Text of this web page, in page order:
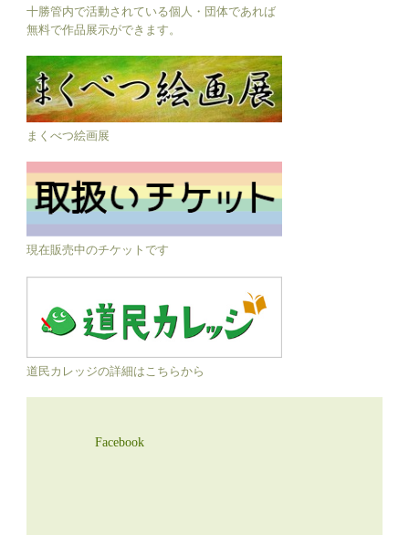
十勝管内で活動されている個人・団体であれば
無料で作品展示ができます。
まくべつ絵画展
現在販売中のチケットです
道民カレッジの詳細はこちらから
Facebook